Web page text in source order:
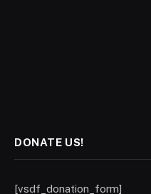
DONATE US!
[vsdf_donation_form]